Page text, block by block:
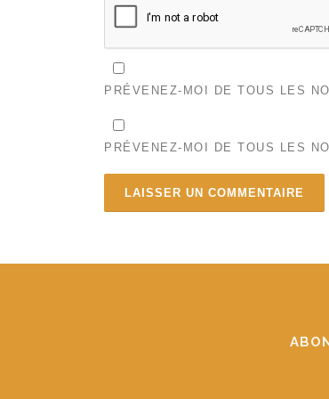
PRÉVENEZ-MOI DE TOUS LES
PRÉVENEZ-MOI DE TOUS LES